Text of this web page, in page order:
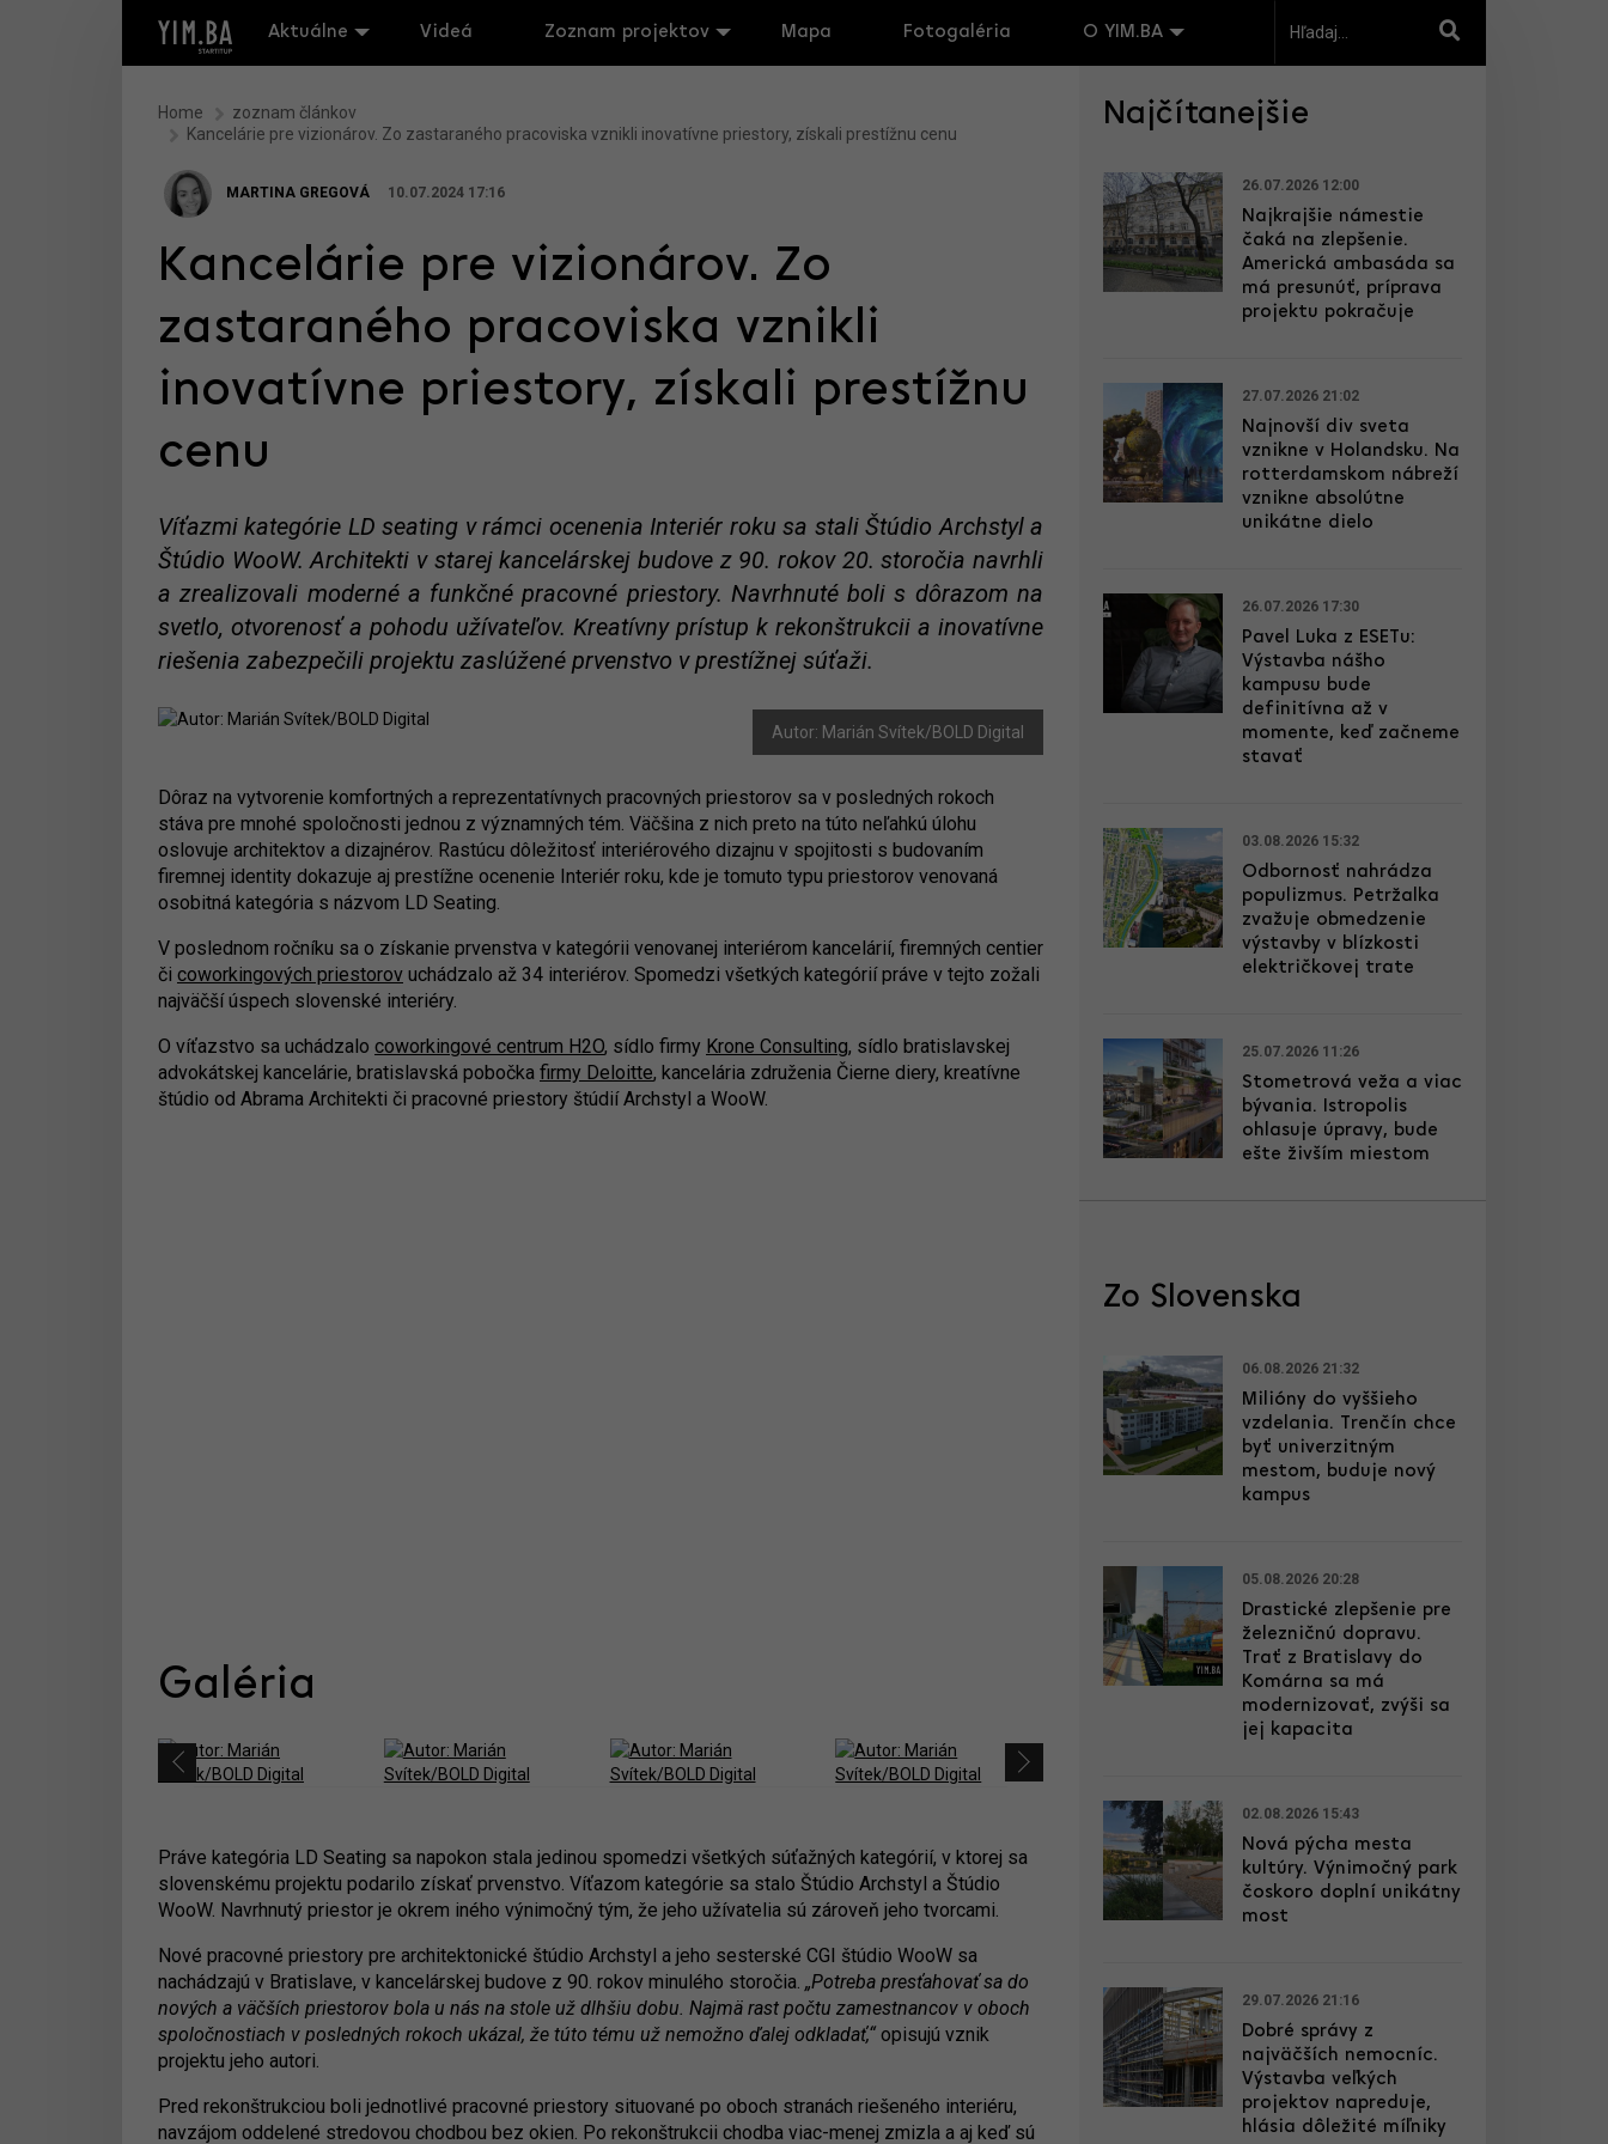
Aktuálne Videá Zoznam projektov Mapa Fotogaléria O YIM.BA
Home
zoznam článkov
Kancelárie pre vizionárov. Zo zastaraného pracoviska vznikli inovatívne priestory, získali prestížnu cenu
MARTINA GREGOVÁ 10.07.2024 17:16
Kancelárie pre vizionárov. Zo
zastaraného pracoviska vznikli
inovatívne priestory, získali prestížnu
cenu
Víťazmi kategórie LD seating v rámci ocenenia Interiér roku sa stali Štúdio Archstyl a
Štúdio WooW. Architekti v starej kancelárskej budove z 90. rokov 20. storočia navrhli
a zrealizovali moderné a funkčné pracovné priestory. Navrhnuté boli s dôrazom na
svetlo, otvorenosť a pohodu užívateľov. Kreatívny prístup k rekonštrukcii a inovatívne
riešenia zabezpečili projektu zaslúžené prvenstvo v prestížnej súťaži.
Autor: Marián Svítek/BOLD Digital
Dôraz na vytvorenie komfortných a reprezentatívnych pracovných priestorov sa v posledných rokoch
stáva pre mnohé spoločnosti jednou z významných tém. Väčšina z nich preto na túto neľahkú úlohu
oslovuje architektov a dizajnérov. Rastúcu dôležitosť interiérového dizajnu v spojitosti s budovaním
firemnej identity dokazuje aj prestížne ocenenie Interiér roku, kde je tomuto typu priestorov venovaná
osobitná kategória s názvom LD Seating.
V poslednom ročníku sa o získanie prvenstva v kategórii venovanej interiérom kancelárií, firemných centier
či coworkingových priestorov uchádzalo až 34 interiérov. Spomedzi všetkých kategórií práve v tejto zožali
najväčší úspech slovenské interiéry.
O víťazstvo sa uchádzalo coworkingové centrum H2O, sídlo firmy Krone Consulting, sídlo bratislavskej
advokátskej kancelárie, bratislavská pobočka firmy Deloitte, kancelária združenia Čierne diery, kreatívne
štúdio od Abrama Architekti či pracovné priestory štúdií Archstyl a WooW.
Galéria
Práve kategória LD Seating sa napokon stala jedinou spomedzi všetkých súťažných kategórií, v ktorej sa
slovenskému projektu podarilo získať prvenstvo. Víťazom kategórie sa stalo Štúdio Archstyl a Štúdio
WooW. Navrhnutý priestor je okrem iného výnimočný tým, že jeho užívatelia sú zároveň jeho tvorcami.
Nové pracovné priestory pre architektonické štúdio Archstyl a jeho sesterské CGI štúdio WooW sa
nachádzajú v Bratislave, v kancelárskej budove z 90. rokov minulého storočia. „Potreba presťahovať sa do
nových a väčších priestorov bola u nás na stole už dlhšiu dobu. Najmä rast počtu zamestnancov v oboch
spoločnostiach v posledných rokoch ukázal, že túto tému už nemožno ďalej odkladať,“ opisujú vznik
projektu jeho autori.
Pred rekonštrukciou boli jednotlivé pracovné priestory situované po oboch stranách riešeného interiéru,
navzájom oddelené stredovou chodbou bez okien. Po rekonštrukcii chodba viac-menej zmizla a aj keď sú
Najčítanejšie
26.07.2026 12:00
Najkrajšie námestie
čaká na zlepšenie.
Americká ambasáda sa
má presunúť, príprava
projektu pokračuje
27.07.2026 21:02
Najnovší div sveta
vznikne v Holandsku. Na
rotterdamskom nábreží
vznikne absolútne
unikátne dielo
26.07.2026 17:30
Pavel Luka z ESETu:
Výstavba nášho
kampusu bude
definitívna až v
momente, keď začneme
stavať
03.08.2026 15:32
Odbornosť nahrádza
populizmus. Petržalka
zvažuje obmedzenie
výstavby v blízkosti
električkovej trate
25.07.2026 11:26
Stometrová veža a viac
bývania. Istropolis
ohlasuje úpravy, bude
ešte živším miestom
Zo Slovenska
06.08.2026 21:32
Milióny do vyššieho
vzdelania. Trenčín chce
byť univerzitným
mestom, buduje nový
kampus
05.08.2026 20:28
Drastické zlepšenie pre
železničnú dopravu.
Trať z Bratislavy do
Komárna sa má
modernizovať, zvýši sa
jej kapacita
02.08.2026 15:43
Nová pýcha mesta
kultúry. Výnimočný park
čoskoro doplní unikátny
most
29.07.2026 21:16
Dobré správy z
najväčších nemocníc.
Výstavba veľkých
projektov napreduje,
hlásia dôležité míľniky